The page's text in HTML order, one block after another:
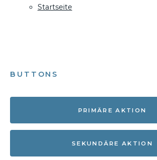
Startseite
BUTTONS
PRIMÄRE AKTION
SEKUNDÄRE AKTION